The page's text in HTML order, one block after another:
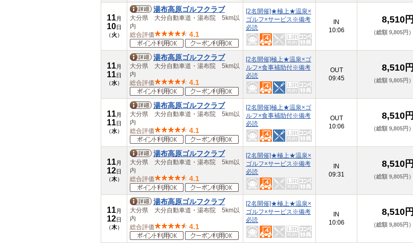
11月
10日
（火）
湯布高原ゴルフクラブ
大分県 大分自動車道・湯布院 5km以
内
総合評価
4.1
[2名開催]★極上★温泉×
ゴルフ×サービス※備考
必読
IN
10:06
8,510円
（総額 9,805円）
11月
11日
（水）
湯布高原ゴルフクラブ
大分県 大分自動車道・湯布院 5km以
内
総合評価
4.1
[2名開催]極上★温泉×ゴ
ルフ×食事補助付※備考
必読
OUT
09:45
8,510円
（総額 9,805円）
11月
11日
（水）
湯布高原ゴルフクラブ
大分県 大分自動車道・湯布院 5km以
内
総合評価
4.1
[2名開催]極上★温泉×ゴ
ルフ×食事補助付※備考
必読
OUT
10:06
8,510円
（総額 9,805円）
11月
12日
（木）
湯布高原ゴルフクラブ
大分県 大分自動車道・湯布院 5km以
内
総合評価
4.1
[2名開催]★極上★温泉×
ゴルフ×サービス※備考
必読
IN
09:31
8,510円
（総額 9,805円）
11月
12日
（木）
湯布高原ゴルフクラブ
大分県 大分自動車道・湯布院 5km以
内
総合評価
4.1
[2名開催]★極上★温泉×
ゴルフ×サービス※備考
必読
IN
10:06
8,510円
（総額 9,805円）